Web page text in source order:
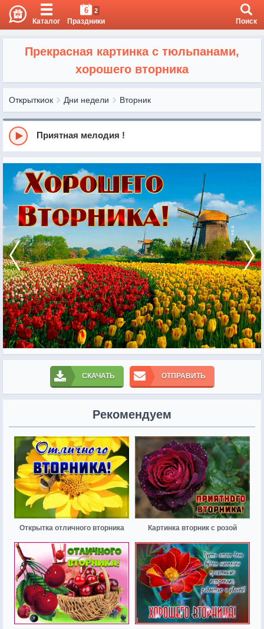
Каталог
6 2
Праздники Поиск
Прекрасная картинка с тюльпанами,
хорошего вторника
Открыткиок Дни недели Вторник
Приятная мелодия !
СКАЧАТЬ ОТПРАВИТЬ
Рекомендуем
Открытка отличного вторника Картинка вторник с розой